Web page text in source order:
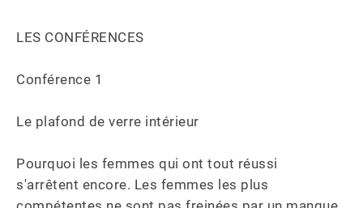
LES CONFÉRENCES
Conférence 1
Le plafond de verre intérieur
Pourquoi les femmes qui ont tout réussi
s'arrêtent encore. Les femmes les plus